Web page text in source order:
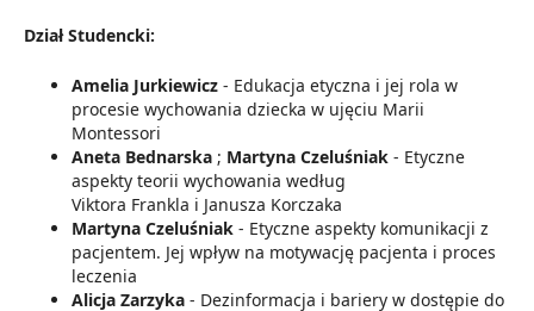
Dział Studencki:
Amelia Jurkiewicz- Edukacja etyczna i jej rola w
procesie wychowania dziecka w ujęciu Marii
Montessori
Aneta Bednarska; Martyna Czeluśniak- Etyczne
aspekty teorii wychowania według
Viktora Frankla i Janusza Korczaka
Martyna Czeluśniak- Etyczne aspekty komunikacji z
pacjentem. Jej wpływ na motywację pacjenta i proces
leczenia
Alicja Zarzyka- Dezinformacja i bariery w dostępie do